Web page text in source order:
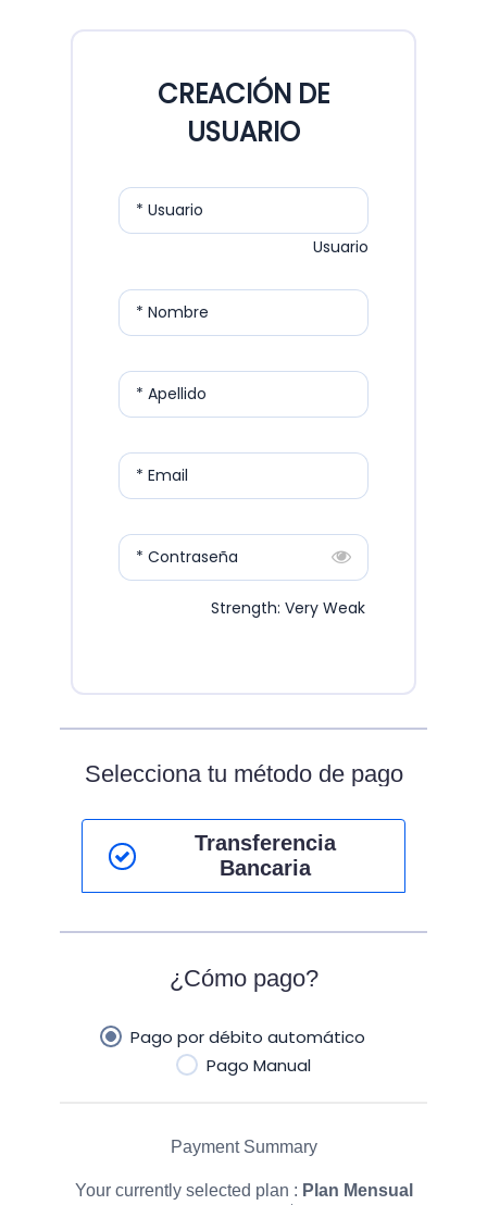
CREACIÓN DE
USUARIO
* Usuario
Usuario
* Nombre
* Apellido
* Email
* Contraseña
Strength: Very Weak
Selecciona tu método de pago
Transferencia
Bancaria
¿Cómo pago?
Pago por débito automático
Pago Manual
Payment Summary
Your currently selected plan : Plan Mensual